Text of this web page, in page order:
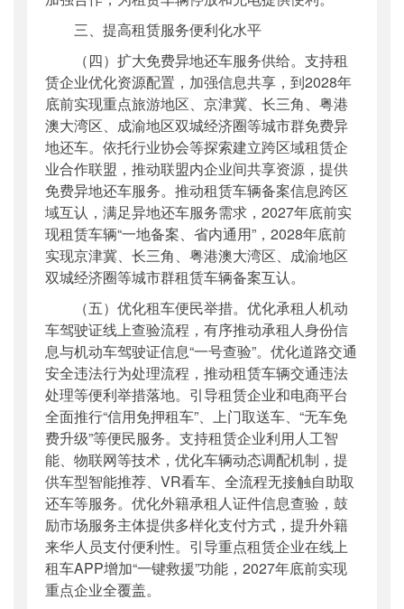
三、提高租赁服务便利化水平
（四）扩大免费异地还车服务供给。支持租
赁企业优化资源配置，加强信息共享，到2028年
底前实现重点旅游地区、京津冀、长三角、粤港
澳大湾区、成渝地区双城经济圈等城市群免费异
地还车。依托行业协会等探索建立跨区域租赁企
业合作联盟，推动联盟内企业间共享资源，提供
免费异地还车服务。推动租赁车辆备案信息跨区
域互认，满足异地还车服务需求，2027年底前实
现租赁车辆“一地备案、省内通用”，2028年底前
实现京津冀、长三角、粤港澳大湾区、成渝地区
双城经济圈等城市群租赁车辆备案互认。
（五）优化租车便民举措。优化承租人机动
车驾驶证线上查验流程，有序推动承租人身份信
息与机动车驾驶证信息“一号查验”。优化道路交通
安全违法行为处理流程，推动租赁车辆交通违法
处理等便利举措落地。引导租赁企业和电商平台
全面推行“信用免押租车”、上门取送车、“无车免
费升级”等便民服务。支持租赁企业利用人工智
能、物联网等技术，优化车辆动态调配机制，提
供车型智能推荐、VR看车、全流程无接触自助取
还车等服务。优化外籍承租人证件信息查验，鼓
励市场服务主体提供多样化支付方式，提升外籍
来华人员支付便利性。引导重点租赁企业在线上
租车APP增加“一键救援”功能，2027年底前实现
重点企业全覆盖。